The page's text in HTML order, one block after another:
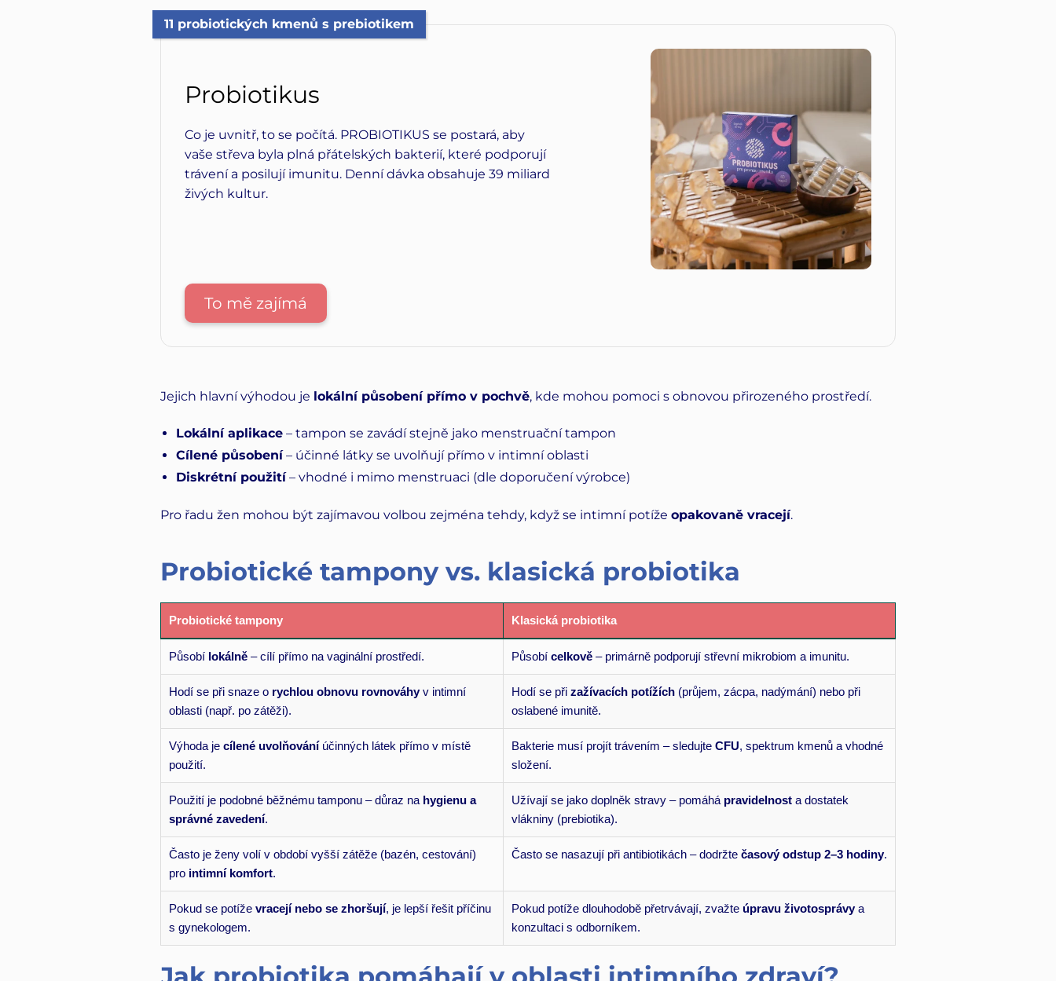
11 probiotických kmenů s prebiotikem
Probiotikus
Co je uvnitř, to se počítá. PROBIOTIKUS se postará, aby
vaše střeva byla plná přátelských bakterií, které podporují
trávení a posilují imunitu. Denní dávka obsahuje 39 miliard
živých kultur.
To mě zajímá
Jejich hlavní výhodou je lokální působení přímo v pochvě, kde mohou pomoci s obnovou přirozeného prostředí.
Lokální aplikace – tampon se zavádí stejně jako menstruační tampon
Cílené působení– účinné látky se uvolňují přímo v intimní oblasti
Diskrétní použití– vhodné i mimo menstruaci (dle doporučení výrobce)
Pro řadu žen mohou být zajímavou volbou zejména tehdy, když se intimní potíže opakovaně vracejí.
Probiotické tampony vs. klasická probiotika
Probiotické tampony Klasická probiotika
Působí lokálně – cílí přímo na vaginální prostředí. Působí celkově – primárně podporují střevní mikrobiom a imunitu.
Hodí se při snaze o rychlou obnovu rovnováhyv intimní
oblasti (např. po zátěži).
Hodí se při zažívacích potížích (průjem, zácpa, nadýmání) nebo při
oslabené imunitě.
Výhoda je cílené uvolňováníúčinných látek přímo v místě
použití.
Bakterie musí projít trávením – sledujte CFU, spektrum kmenů a vhodné
složení.
Použití je podobné běžnému tamponu – důraz na hygienu a
správné zavedení.
Užívají se jako doplněk stravy – pomáhá pravidelnost a dostatek
vlákniny (prebiotika).
Často je ženy volí v období vyšší zátěže (bazén, cestování)
pro intimní komfort.
Často se nasazují při antibiotikách – dodržte časový odstup 2–3 hodiny.
Pokud se potíže vracejí nebo se zhoršují, je lepší řešit příčinu
s gynekologem.
Pokud potíže dlouhodobě přetrvávají, zvažte úpravu životosprávya
konzultaci s odborníkem.